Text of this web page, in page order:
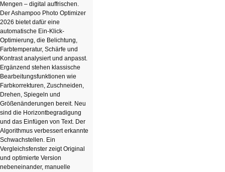
Mengen – digital auffrischen.
Der Ashampoo Photo Optimizer
2026 bietet dafür eine
automatische Ein-Klick-
Optimierung, die Belichtung,
Farbtemperatur, Schärfe und
Kontrast analysiert und anpasst.
Ergänzend stehen klassische
Bearbeitungsfunktionen wie
Farbkorrekturen, Zuschneiden,
Drehen, Spiegeln und
Größenänderungen bereit. Neu
sind die Horizontbegradigung
und das Einfügen von Text. Der
Algorithmus verbessert erkannte
Schwachstellen. Ein
Vergleichsfenster zeigt Original
und optimierte Version
nebeneinander, manuelle